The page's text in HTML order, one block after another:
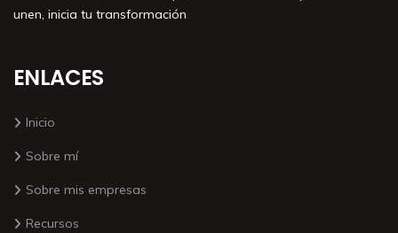
unen, inicia tu transformación
ENLACES
Inicio
Sobre mí
Sobre mis empresas
Recursos